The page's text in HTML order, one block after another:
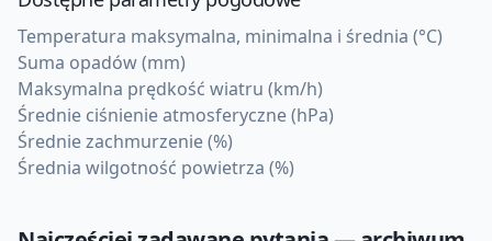
Temperatura maksymalna, minimalna i średnia (°C)
Suma opadów (mm)
Maksymalna prędkość wiatru (km/h)
Średnie ciśnienie atmosferyczne (hPa)
Średnie zachmurzenie (%)
Średnia wilgotność powietrza (%)